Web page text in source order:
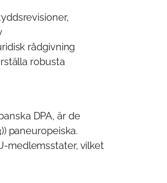
rådgivning
robusta
DPA, är de
paneuropeiska.
medlemsstater, vilket